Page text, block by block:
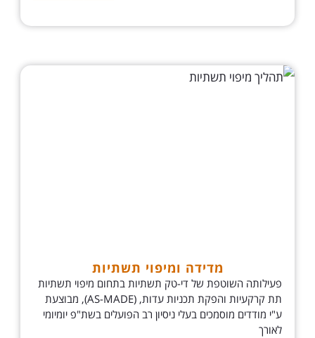
מדידה ומיפוי תשתיות
פעילותה השוטפת של די-טק תשתיות בתחום מיפוי תשתיות
תת קרקעיות והפקת תכניות עדות, (AS-MADE), מבוצעת
ע"י מודדים מוסמכים בעלי ניסיון רב הפועלים בשת"פ יומיומי
לאורך